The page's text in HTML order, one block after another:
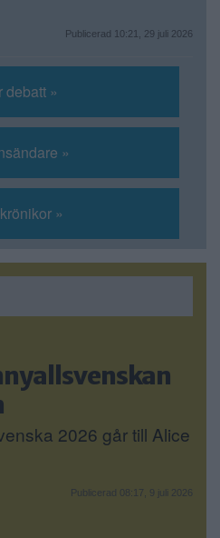
Publicerad 10:21, 29 juli 2026
debatt »
»
»
2026 går till Alice
Publicerad 08:17, 9 juli 2026